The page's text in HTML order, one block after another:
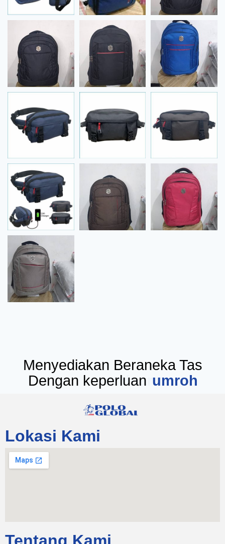
Menyediakan Beraneka Tas
Dengan keperluan seminar
Lokasi Kami